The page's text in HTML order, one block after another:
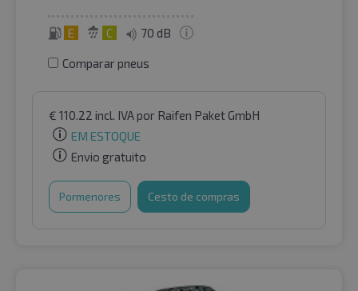
E C 70 dB
Comparar pneus
€ 110.22 incl. IVApor Raifen Paket GmbH
EM ESTOQUE
Envio gratuito
Pormenores Cesto de compras